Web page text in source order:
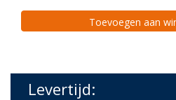
Toevoegen aan
Levertijd: